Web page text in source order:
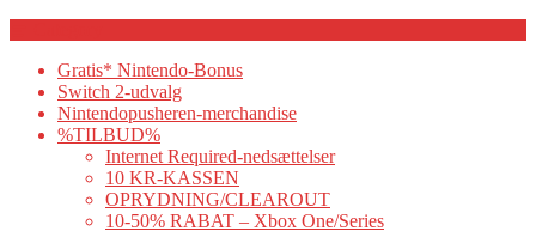
Gratis* Nintendo-Bonus
Switch 2-udvalg
Nintendopusheren-merchandise
%TILBUD%
Internet Required-nedsættelser
10 KR-KASSEN
OPRYDNING/CLEAROUT
10-50% RABAT – Xbox One/Series